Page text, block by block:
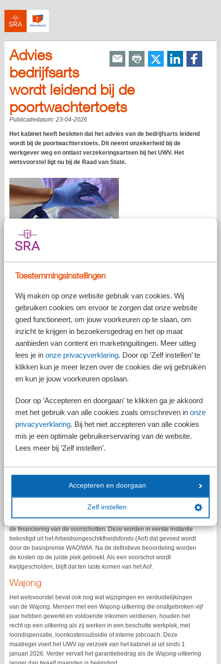
Toestemmingsinstellingen
Wij maken op onze website gebruik van cookies. Wij
gebruiken cookies om ervoor te zorgen dat onze website
goed functioneert, om jouw voorkeuren op te slaan, om
inzicht te krijgen in bezoekersgedrag en het op maat
aanbieden van content en marketinguitingen. Meer uitleg
lees je in onze privacyverklaring. Door op ’Zelf instellen’ te
klikken kun je meer lezen over de cookies die wij gebruiken
en kun je jouw voorkeuren opslaan.
Door op ’Accepteren en doorgaan' te klikken ga je akkoord
met het gebruik van alle cookies zoals omschreven in onze
privacyverklaring. Bij het niet accepteren van alle cookies
mis je een optimale gebruikerservaring van de website.
Lees meer bij ‘Zelf instellen’.
Accepteren en doorgaan
Zelf instellen
Advies
bedrijfsarts
wordt leidend bij de
poortwachtertoets
Publicatiedatum: 23-04-2026
Het kabinet heeft besloten dat het advies van de bedrijfsarts leidend
wordt bij de poortwachterstoets. Dit neemt onzekerheid bij de
werkgever weg en ontlast verzekeringsartsen bij het UWV. Het
wetsvoorstel ligt nu bij de Raad van State.
poortwachtertoets uitvoeren. Bij deze toets, ook wel aangeduid als de
werkgever voldoende heeft gedaan aan re-integratie. Als de bedrijfsarts
heeft aangegeven dat er sprake is van een situatie van geen benutbare
mogelijkheden, kan de verzekeringsarts van het UWV daar anders over
opleggen, waardoor de werkgever maximaal 52 weken langer het loon
moet doorbetalen.
Advies bedrijfsarts leidend
Dit leidt tot onzekerheid voor werkgevers. Om dit weg te nemen én om
dus geen loonsanctie meer worden opgelegd bij verschil van inzicht
tussen de verzekeringsarts en de bedrijfsarts.
Kwijtschelding voorschotten
Als gevolg van de lange wachttijden voor de WIA-beoordeling, verstrekt
het UWV voorschotten. De werknemer hoeft het voorschot niet terug te
duur. Dit betreft tijdelijk buitenwettelijk beleid. Het is bedoeld om te
voorkomen dat werknemers te maken krijgen met forse
Het kabinet heeft besloten dit beleid in de wet vast te leggen. Ook wijzigt
de financiering van de voorschotten. Deze worden in eerste instantie
bekostigd uit het Arbeidsongeschiktheidsfonds (Aof) dat gevoed wordt
door de basispremie WAO/WIA. Na de definitieve beoordeling worden
de kosten op de juiste plek geboekt. Als een voorschot wordt
kwijtgescholden, blijft dat ten laste komen van het Aof.
Wajong
Het wetsvoorstel bevat ook nog wat wijzigingen en verduidelijkingen
van de Wajong. Mensen met een Wajong-uitkering die onafgebroken vijf
jaar hebben gewerkt en voldoende inkomen verdienen, houden het
recht op een uitkering als zij werken in een beschutte werkplek, met
loondispensatie, loonkostensubsidie of interne jobcoach. Deze
maatregel voert het UWV op verzoek van het kabinet al uit sinds 1
januari 2026. Verder vervalt het garantiebedrag als de Wajong-uitkering